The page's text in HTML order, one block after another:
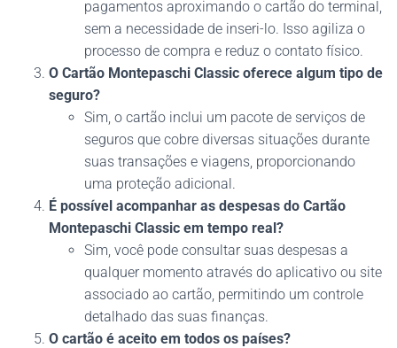
pagamentos aproximando o cartão do terminal,
sem a necessidade de inseri-lo. Isso agiliza o
processo de compra e reduz o contato físico.
O Cartão Montepaschi Classic oferece algum tipo de
seguro?
Sim, o cartão inclui um pacote de serviços de
seguros que cobre diversas situações durante
suas transações e viagens, proporcionando
uma proteção adicional.
É possível acompanhar as despesas do Cartão
Montepaschi Classic em tempo real?
Sim, você pode consultar suas despesas a
qualquer momento através do aplicativo ou site
associado ao cartão, permitindo um controle
detalhado das suas finanças.
O cartão é aceito em todos os países?